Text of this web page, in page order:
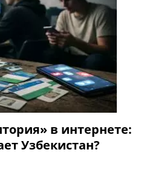
в интернете:
Узбекистан?